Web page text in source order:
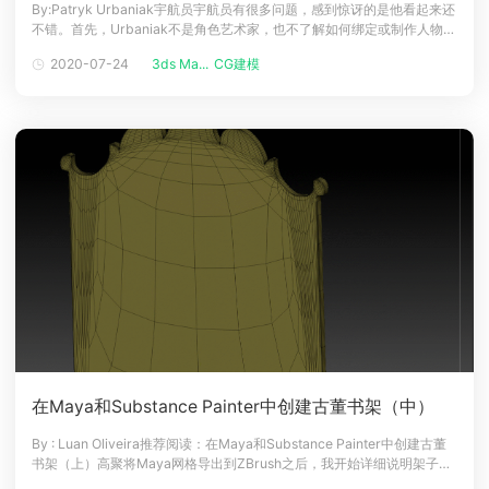
By:Patryk Urbaniak宇航员宇航员有很多问题，感到惊讶的是他看起来还
不错。首先，Urbaniak不是角色艺术家，也不了解如何绑定或制作人物皮
因为它不能承受相机的移动。Urbaniak从他的头盔开始，因为它是最简单
2020-07-24 3ds Ma... CG建模
在Maya和Substance Painter中创建古董书架（中）
By : Luan Oliveira推荐阅读：在Maya和Substance Painter中创建古董
书架（上）高聚将Maya网格导出到ZBrush之后，我开始详细说明架子。